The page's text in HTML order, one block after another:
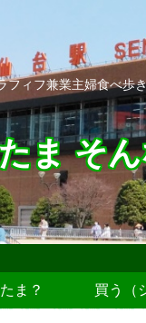
フィフ兼業主婦食べ歩
ま そ
ま？ 買う（